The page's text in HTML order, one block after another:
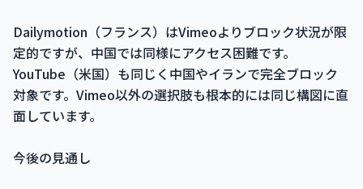
Dailymotion（フランス）はVimeoよりブロック状況が限
定的ですが、中国では同様にアクセス困難です。
YouTube（米国）も同じく中国やイランで完全ブロック
対象です。Vimeo以外の選択肢も根本的には同じ構図に直
面しています。
今後の見通し